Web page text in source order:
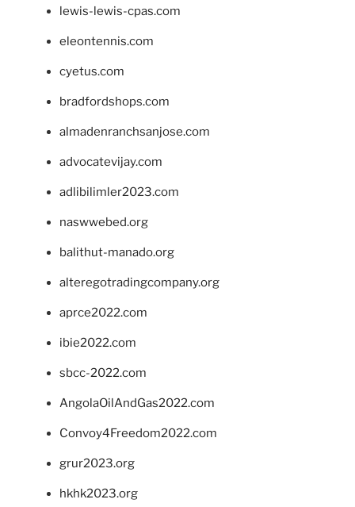
lewis-lewis-cpas.com
eleontennis.com
cyetus.com
bradfordshops.com
almadenranchsanjose.com
advocatevijay.com
adlibilimler2023.com
naswwebed.org
balithut-manado.org
alteregotradingcompany.org
aprce2022.com
ibie2022.com
sbcc-2022.com
AngolaOilAndGas2022.com
Convoy4Freedom2022.com
grur2023.org
hkhk2023.org